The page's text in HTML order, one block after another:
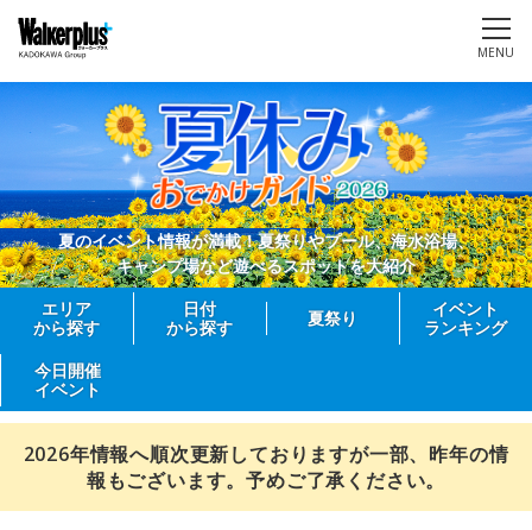
MENU
夏のイベント情報が満載！夏祭りやプール、海水浴場、
キャンプ場など遊べるスポットを大紹介
エリア
から探す
日付
から探す
夏祭り
イベント
ランキング
今日開催
イベント
2026年情報へ順次更新しておりますが一部、昨年の情
報もございます。予めご了承ください。